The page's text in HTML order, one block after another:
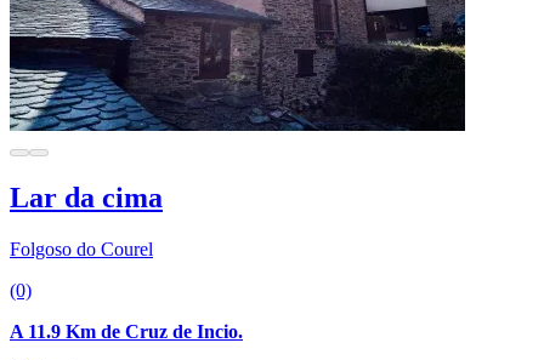
Lar da cima
Folgoso do Courel
(0)
A 11.9 Km de Cruz de Incio.